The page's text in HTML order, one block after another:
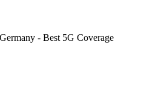
- Best 5G Coverage